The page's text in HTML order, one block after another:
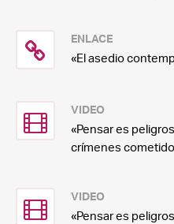
ENLACE
«El asedio
VIDEO
«Pensar es
crímenes
VIDEO
«Pensar es